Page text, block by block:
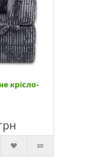
крісло-